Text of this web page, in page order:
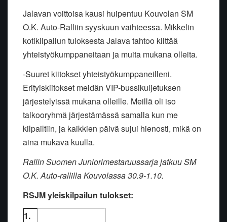
Jalavan voittoisa kausi huipentuu Kouvolan SM
O.K. Auto-Ralliin syyskuun vaihteessa. Mikkelin
kotikilpailun tuloksesta Jalava tahtoo kiittää
yhteistyökumppaneitaan ja muita mukana olleita.
-Suuret kiitokset yhteistyökumppaneilleni.
Erityiskiitokset meidän VIP-bussikuljetuksen
järjestelyissä mukana olleille. Meillä oli iso
talkooryhmä järjestämässä samalla kun me
kilpailtiin, ja kaikkien päivä sujui hienosti, mikä on
aina mukava kuulla.
Rallin Suomen Juniorimestaruussarja jatkuu SM
O.K. Auto-rallilla Kouvolassa 30.9-1.10.
RSJM yleiskilpailun tulokset:
1.